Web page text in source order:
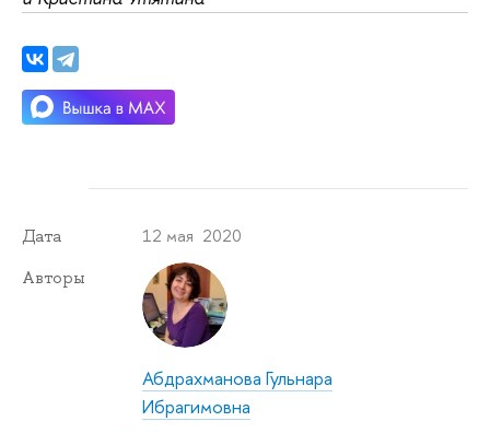
Дата 12 мая 2020
Авторы
Абдрахманова Гульнара
Ибрагимовна